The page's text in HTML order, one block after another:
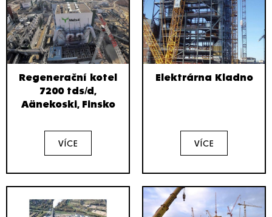
Regenerační kotel
7200 tds/d,
Aänekoski, Finsko
VÍCE
Elektrárna Kladno
VÍCE